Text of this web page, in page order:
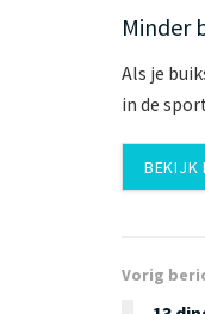
Minder
Als je
in de
BEKIJK
Vorig